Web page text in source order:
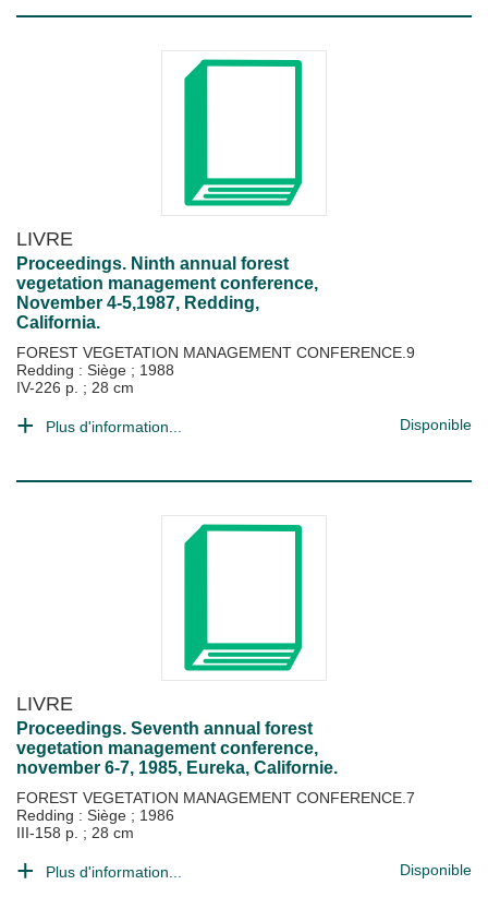
LIVRE
Proceedings. Ninth annual forest
vegetation management conference,
November 4-5,1987, Redding,
California.
FOREST VEGETATION MANAGEMENT CONFERENCE.9
Redding : Siège ; 1988
IV-226 p. ; 28 cm
Plus d'information... Disponible
LIVRE
Proceedings. Seventh annual forest
vegetation management conference,
november 6-7, 1985, Eureka, Californie.
FOREST VEGETATION MANAGEMENT CONFERENCE.7
Redding : Siège ; 1986
III-158 p. ; 28 cm
Plus d'information... Disponible